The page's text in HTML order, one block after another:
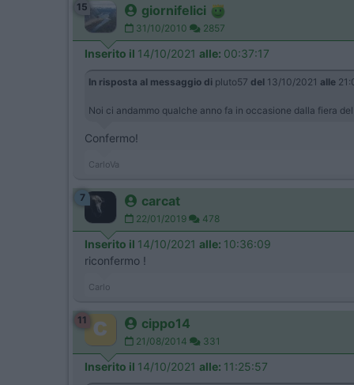
15 giornifelici
31/10/2010 2857
Inserito il 14/10/2021 alle: 00:37:17
In risposta al messaggio di pluto57 del 13/10/2021 alle
Noi ci andammo qualche anno fa in occasione dalla fiera
Confermo!
CarloVa
7 carcat
22/01/2019 478
Inserito il 14/10/2021 alle: 10:36:09
riconfermo !
Carlo
11 cippo14
21/08/2014 331
Inserito il 14/10/2021 alle: 11:25:57